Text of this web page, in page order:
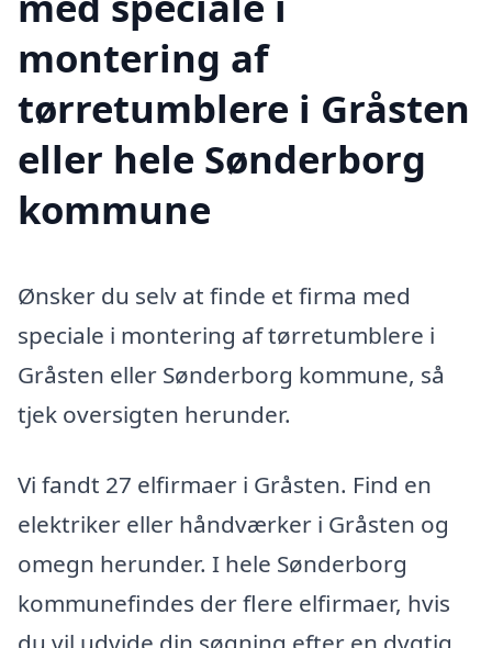
montering af
tørretumblere i Gråsten
eller hele Sønderborg
kommune
Ønsker du selv at finde et firma med
speciale i montering af tørretumblere i
Gråsten eller Sønderborg kommune, så
tjek oversigten herunder.
Vi fandt 27 elfirmaer i Gråsten. Find en
elektriker eller håndværker i Gråsten og
omegn herunder. I hele Sønderborg
kommunefindes der flere elfirmaer, hvis